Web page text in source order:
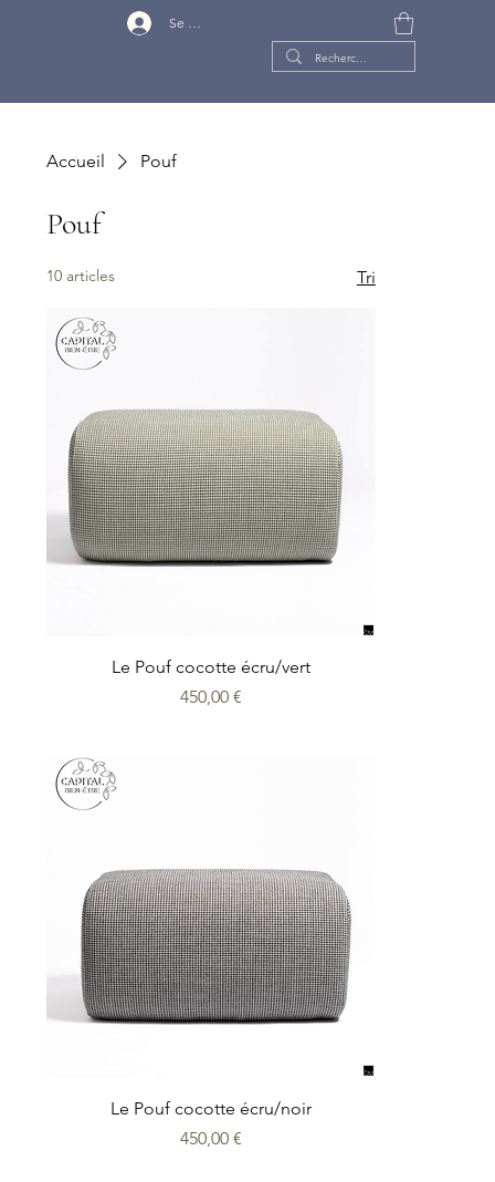
Se connecter
Accueil Pouf
Pouf
10 articles Tri
Le Pouf cocotte écru/vert
Prix
450,00 €
Le Pouf cocotte écru/noir
Prix
450,00 €